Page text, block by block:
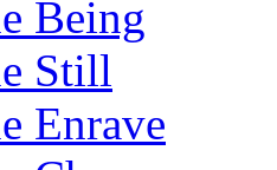
Being
Still
Enrave